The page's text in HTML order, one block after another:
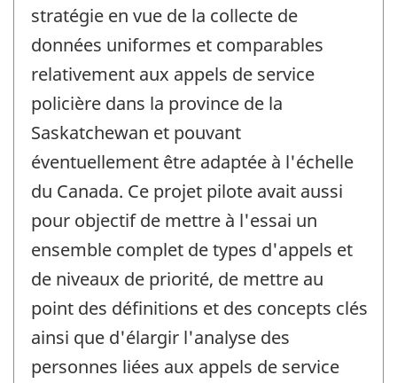
stratégie en vue de la collecte de
données uniformes et comparables
relativement aux appels de service
policière dans la province de la
Saskatchewan et pouvant
éventuellement être adaptée à l'échelle
du Canada. Ce projet pilote avait aussi
pour objectif de mettre à l'essai un
ensemble complet de types d'appels et
de niveaux de priorité, de mettre au
point des définitions et des concepts clés
ainsi que d'élargir l'analyse des
personnes liées aux appels de service